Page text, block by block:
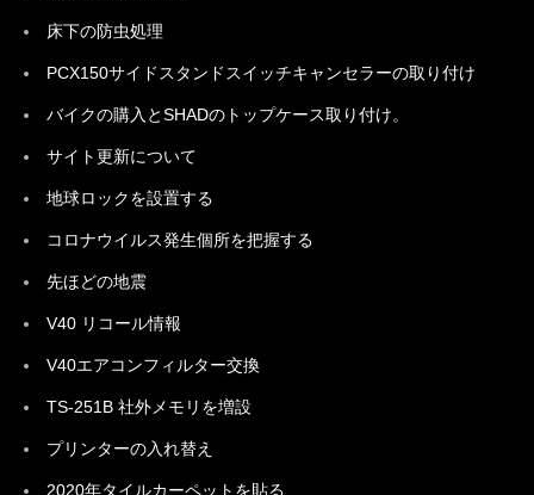
床下の防虫処理
PCX150サイドスタンドスイッチキャンセラーの取り付け
バイクの購入とSHADのトップケース取り付け。
サイト更新について
地球ロックを設置する
コロナウイルス発生個所を把握する
先ほどの地震
V40 リコール情報
V40エアコンフィルター交換
TS-251B 社外メモリを増設
プリンターの入れ替え
2020年タイルカーペットを貼る